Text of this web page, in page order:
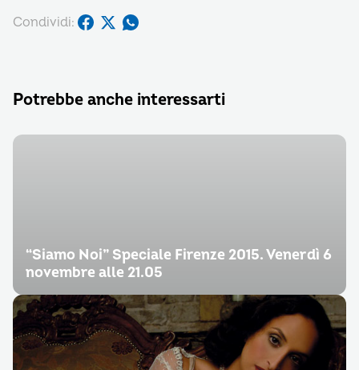
Condividi:
Potrebbe anche interessarti
“Siamo Noi” Speciale Firenze 2015. Venerdì 6
novembre alle 21.05